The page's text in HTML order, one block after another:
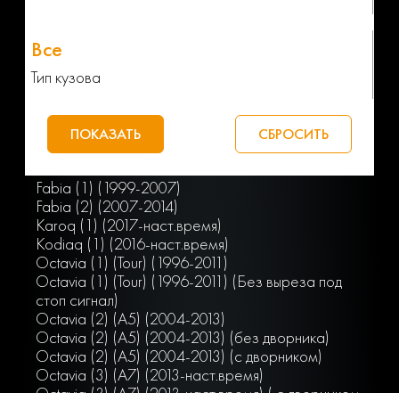
Тип кузова
Fabia (1) (1999-2007)
Fabia (2) (2007-2014)
Karoq (1) (2017-наст.время)
Kodiaq (1) (2016-наст.время)
Octavia (1) (Tour) (1996-2011)
Octavia (1) (Tour) (1996-2011) (Без выреза под
стоп сигнал)
Octavia (2) (A5) (2004-2013)
Octavia (2) (A5) (2004-2013) (без дворника)
Octavia (2) (A5) (2004-2013) (с дворником)
Octavia (3) (A7) (2013-наст.время)